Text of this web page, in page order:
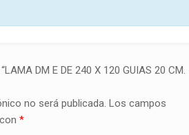
DM E DE 240 X 120 GUIAS 20 CM.
no será publicada. Los campos
*